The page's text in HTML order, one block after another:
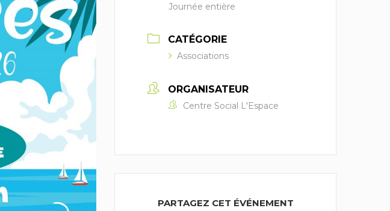
Journée entière
CATÉGORIE
Associations
ORGANISATEUR
Centre Social L'Espace
PARTAGEZ CET ÉVÉNEMENT